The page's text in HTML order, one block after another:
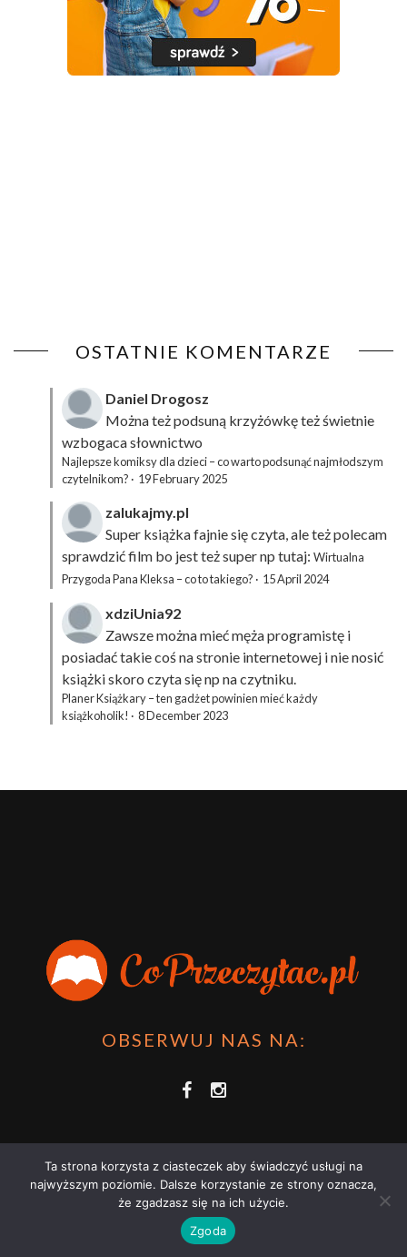
OSTATNIE KOMENTARZE
Daniel Drogosz
Można też podsuną krzyżówkęteż świetnie
wzbogaca słownictwo
Najlepsze komiksy dla dzieci – co warto podsunąć najmłodszym
czytelnikom? · 19 February 2025
zalukajmy.pl
Super książka fajnie się czyta, ale też polecam
sprawdzić film bo jest też super np tutaj: Wirtualna
Przygoda Pana Kleksa – co to takiego? · 15 April 2024
xdziUnia92
Zawsze można mieć męża programistę i
posiadać takie coś na stronie internetowej i nie nosić
książki skoro czyta się np na czytniku.
Planer Książkary – ten gadżet powinien mieć każdy
książkoholik! · 8 December 2023
OBSERWUJ NAS NA:
COPRZECZYTAĆ.PL 2021 | STRONA WYKORZYSTUJE PLIKI COOKIES |
POLITYKĄ PRYWATNOŚCI
Ta strona korzysta z ciasteczek aby świadczyć usługi na
najwyższym poziomie. Dalsze korzystanie ze strony oznacza,
że zgadzasz się na ich użycie.
Zgoda